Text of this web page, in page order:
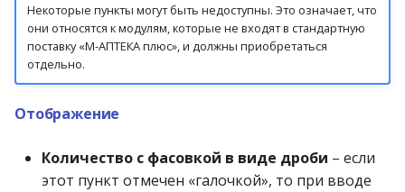
Некоторые пункты могут быть недоступны. Это означает, что
они относятся к модулям, которые не входят в стандартную
поставку «М-АПТЕКА плюс», и должны приобретаться
отдельно.
Отображение
Количество с фасовкой в виде дроби – если
этот пункт отмечен «галочкой», то при вводе